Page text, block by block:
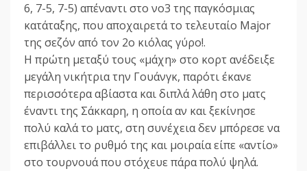
6, 7-5, 7-5) απέναντι στο νο3 της παγκόσμιας
κατάταξης, που αποχαιρετά το τελευταίο Major
της σεζόν από τον 2ο κιόλας γύρο!.
Η πρώτη μεταξύ τους «μάχη» στο κορτ ανέδειξε
μεγάλη νικήτρια την Γουάνγκ, παρότι έκανε
περισσότερα αβίαστα και διπλά λάθη στο ματς
έναντι της Σάκκαρη, η οποία αν και ξεκίνησε
πολύ καλά το ματς, στη συνέχεια δεν μπόρεσε να
επιβάλλει το ρυθμό της και μοιραία είπε «αντίο»
στο τουρνουά που στόχευε πάρα πολύ ψηλά.